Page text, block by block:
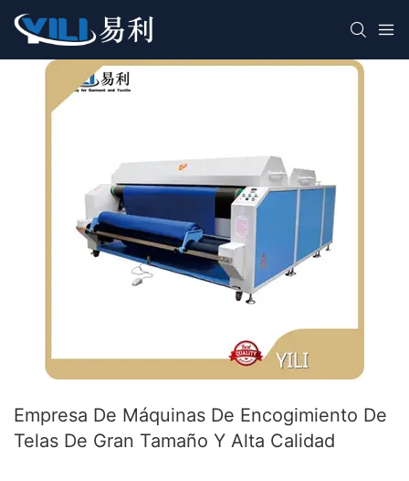
Empresa De Máquinas De Encogimiento De
Telas De Gran Tamaño Y Alta Calidad